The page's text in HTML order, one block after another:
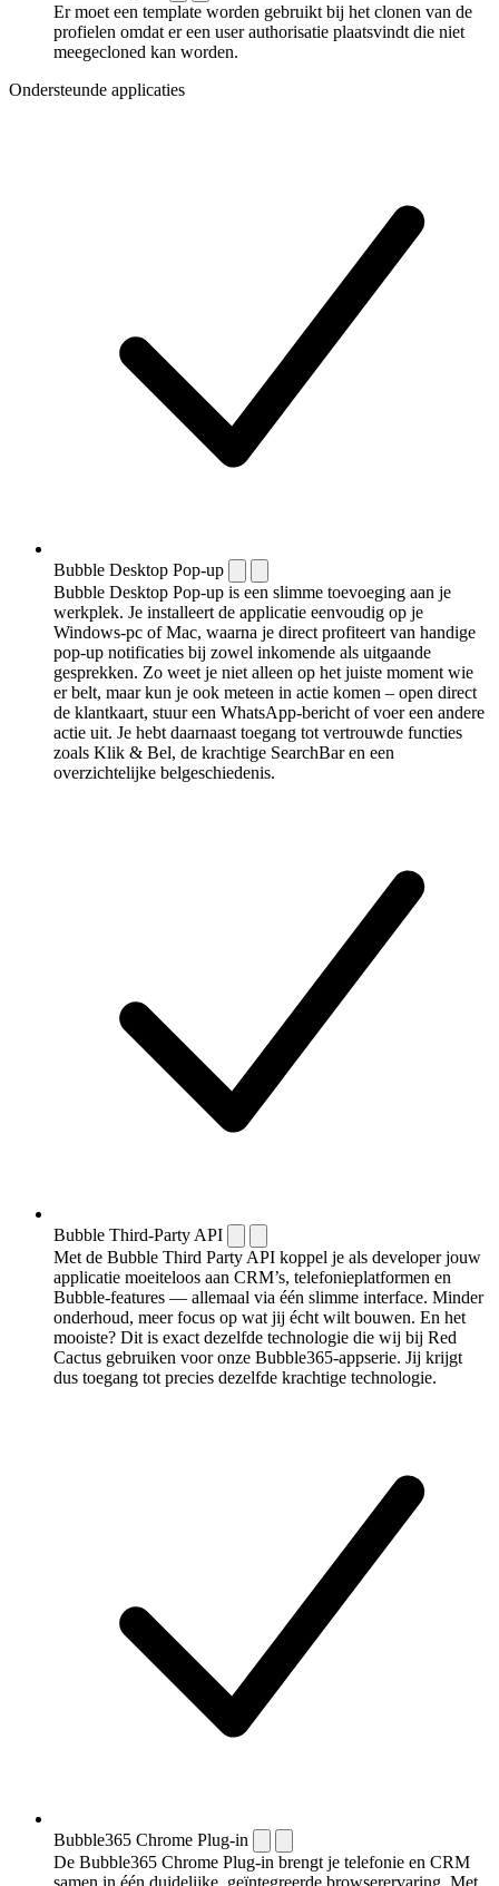
Er moet een template worden gebruikt bij het clonen van de
profielen omdat er een user authorisatie plaatsvindt die niet
meegecloned kan worden.
Ondersteunde applicaties
Bubble Desktop Pop-up
Bubble Desktop Pop-up is een slimme toevoeging aan je
werkplek. Je installeert de applicatie eenvoudig op je
Windows-pc of Mac, waarna je direct profiteert van handige
pop-up notificaties bij zowel inkomende als uitgaande
gesprekken. Zo weet je niet alleen op het juiste moment wie
er belt, maar kun je ook meteen in actie komen – open direct
de klantkaart, stuur een WhatsApp-bericht of voer een andere
actie uit. Je hebt daarnaast toegang tot vertrouwde functies
zoals Klik & Bel, de krachtige SearchBar en een
overzichtelijke belgeschiedenis.
Bubble Third-Party API
Met de Bubble Third Party API koppel je als developer jouw
applicatie moeiteloos aan CRM’s, telefonieplatformen en
Bubble-features — allemaal via één slimme interface. Minder
onderhoud, meer focus op wat jij écht wilt bouwen. En het
mooiste? Dit is exact dezelfde technologie die wij bij Red
Cactus gebruiken voor onze Bubble365-appserie. Jij krijgt
dus toegang tot precies dezelfde krachtige technologie.
Bubble365 Chrome Plug-in
De Bubble365 Chrome Plug-in brengt je telefonie en CRM
samen in één duidelijke, geïntegreerde browserervaring. Met